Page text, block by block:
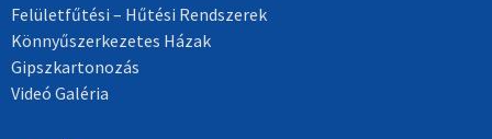
Felületfűtési – Hűtési Rendszerek
Könnyűszerkezetes Házak
Gipszkartonozás
Videó Galéria